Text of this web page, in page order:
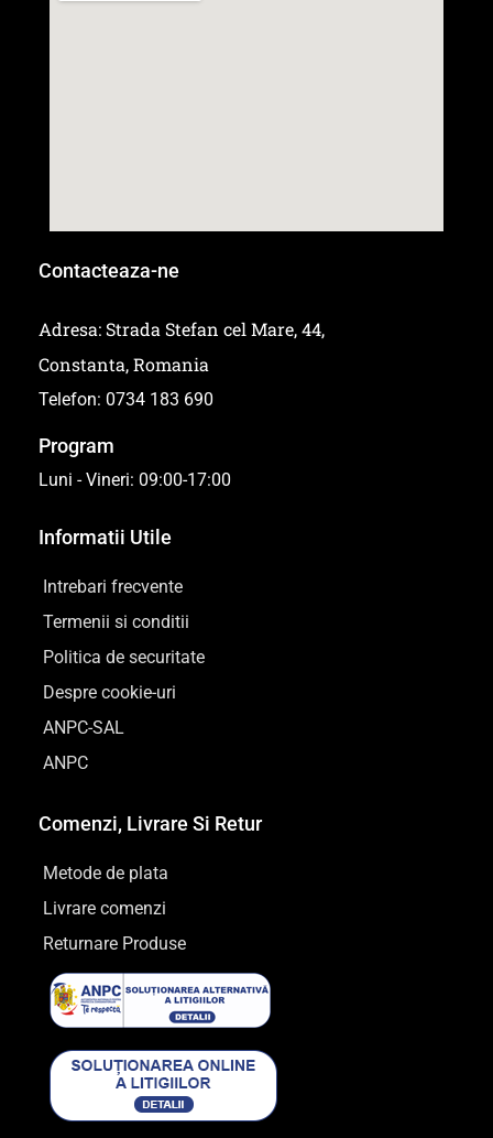
Contacteaza-ne
Adresa: Strada Stefan cel Mare, 44,
Constanta, Romania
Telefon: 0734 183 690
Program
Luni - Vineri: 09:00-17:00
Informatii Utile
Intrebari frecvente
Termenii si conditii
Politica de securitate
Despre cookie-uri
ANPC-SAL
ANPC
Comenzi, Livrare Si Retur
Metode de plata
Livrare comenzi
Returnare Produse